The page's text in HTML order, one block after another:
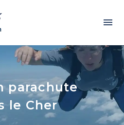
parachute
le Cher